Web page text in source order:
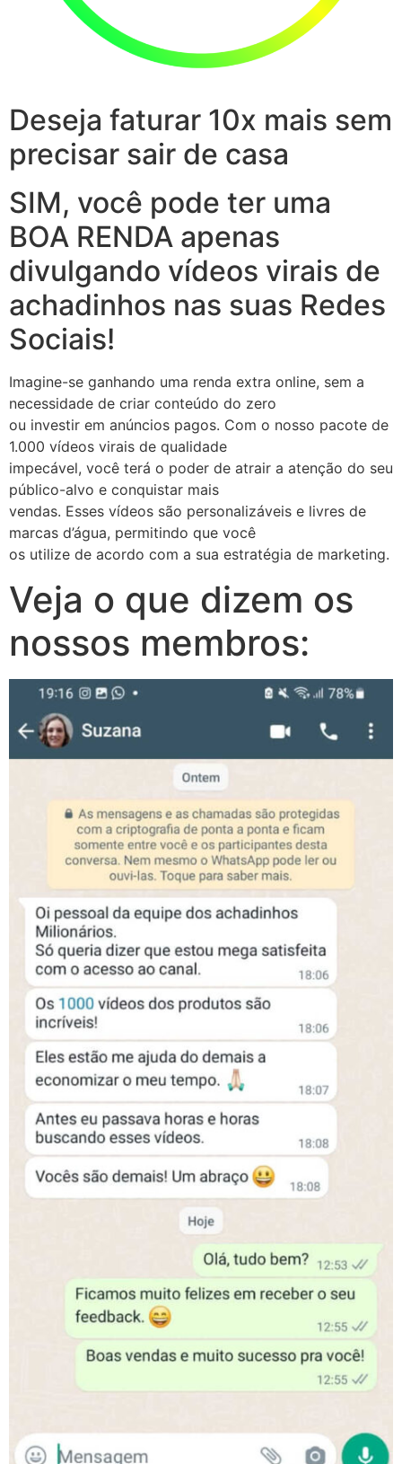
Deseja faturar 10x mais sem
precisar sair de casa
SIM, você pode ter uma
BOA RENDA apenas
divulgando vídeos virais de
achadinhos nas suas Redes
Sociais!
Imagine-se ganhando uma renda extra online, sem a
necessidade de criar conteúdo do zero
ou investir em anúncios pagos. Com o nosso pacote de
1.000 vídeos virais de qualidade
impecável, você terá o poder de atrair a atenção do seu
público-alvo e conquistar mais
vendas. Esses vídeos são personalizáveis e livres de
marcas d’água, permitindo que você
os utilize de acordo com a sua estratégia de marketing.
Veja o que dizem os
nossos membros: